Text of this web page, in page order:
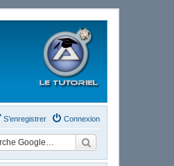
Connexion
S’enregistrer
avancée